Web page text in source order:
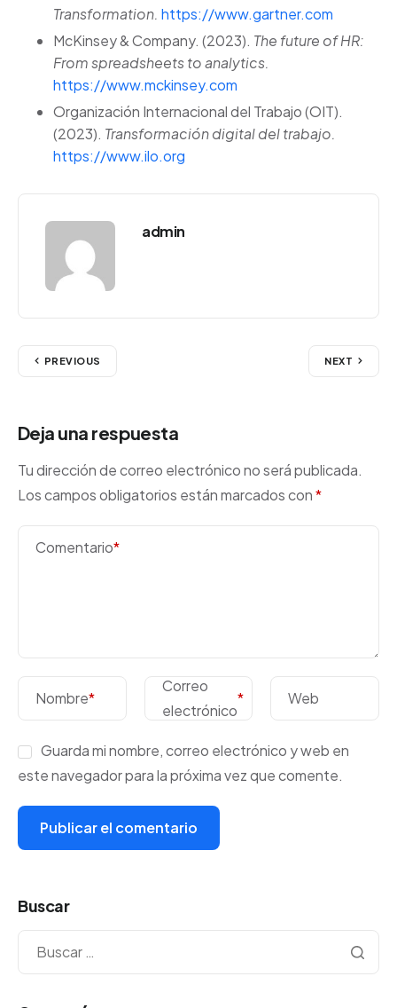
Transformation. https://www.gartner.com
McKinsey & Company. (2023). The future of HR:
From spreadsheets to analytics.
https://www.mckinsey.com
Organización Internacional del Trabajo (OIT).
(2023). Transformación digital del trabajo.
https://www.ilo.org
admin
PREVIOUS NEXT
Deja una respuesta
Tu dirección de correo electrónico no será publicada.
Los campos obligatorios están marcados con*
Comentario*
Nombre*
Correo
electrónico
* Web
Guarda mi nombre, correo electrónico y web en
este navegador para la próxima vez que comente.
Buscar